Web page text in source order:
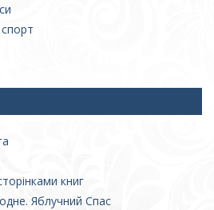
книг
Яблучний Спас